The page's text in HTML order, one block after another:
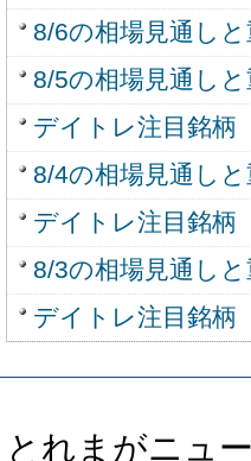
8/6の相場見通し
8/5の相場見通し
デイトレ注目銘柄
8/4の相場見通し
デイトレ注目銘柄
8/3の相場見通し
デイトレ注目銘柄
とれまがニュ